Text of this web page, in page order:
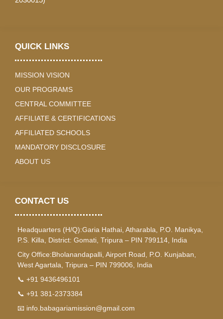
CONTACT US
Headquarters (H/Q):Garia Hathai, Atharabla, P.O. Manikya,
P.S. Killa, District: Gomati, Tripura – PIN 799114, India
City Office:Bholanandapalli, Airport Road, P.O. Kunjaban,
West Agartala, Tripura – PIN 799006, India
📞 +91 9436496101
📞 +91 381-2373384
📧 info.babagariamission@gmail.com
QUICK LINKS
MISSION VISION
OUR PROGRAMS
CENTRAL COMMITTEE
AFFILIATE & CERTIFICATIONS
AFFILIATED SCHOOLS
MANDATORY DISCLOSURE
ABOUT US